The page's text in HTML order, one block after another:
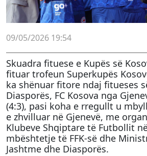
09/05/2026 19:54
Skuadra fituese e Kupës së
fituar trofeun Superkupës
ka shënuar fitore ndaj fitueses
Diasporës, FC Kosova nga
(4:3), pasi koha e rregullt u
e zhvilluar në Gjenevë, me
Klubeve Shqiptare të Futbollit
mbështetje të FFK-së dhe
Jashtme dhe Diasporës.